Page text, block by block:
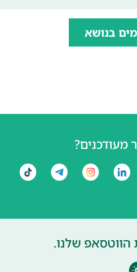
בנושא
מעודכנים?
הווטסאפ שלנו.